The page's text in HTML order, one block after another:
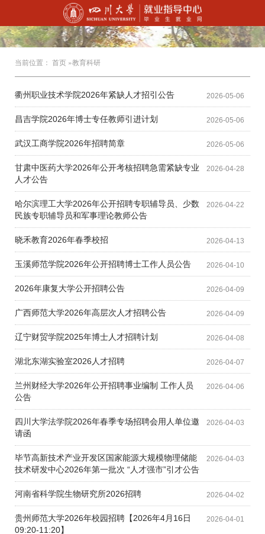
当前位置： 首页 »教育科研
2026-05-06
衢州职业技术学院2026年紧缺人才招引公告
2026-05-06
昌吉学院2026年博士专任教师引进计划
2026-05-06
武汉工商学院2026年招聘简章
2026-04-28
甘肃中医药大学2026年公开考核招聘急需紧缺专业
人才公告
2026-04-22
哈尔滨理工大学2026年公开招聘专职辅导员、少数
民族专职辅导员和军事理论教师公告
2026-04-13
晓禾教育2026年春季校招
2026-04-10
玉溪师范学院2026年公开招聘博士工作人员公告
2026-04-09
2026年康复大学公开招聘公告
2026-04-09
广西师范大学2026年高层次人才招聘公告
2026-04-08
辽宁财贸学院2025年博士人才招聘计划
2026-04-07
湖北东湖实验室2026人才招聘
2026-04-06
兰州财经大学2026年公开招聘事业编制 工作人员
公告
2026-04-03
四川大学法学院2026年春季专场招聘会用人单位邀
请函
2026-04-03
毕节高新技术产业开发区国家能源大规模物理储能
技术研发中心2026年第一批次 “人才强市”引才公告
2026-04-02
河南省科学院生物研究所2026招聘
2026-04-01
贵州师范大学2026年校园招聘【2026年4月16日
09:20-11:20】